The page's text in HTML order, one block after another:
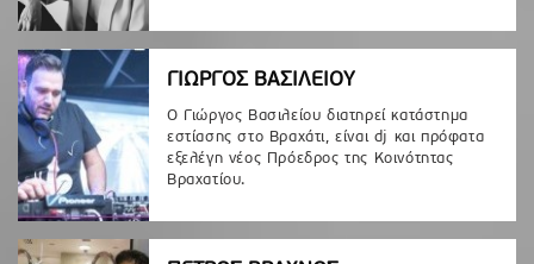
ΓΙΩΡΓΟΣ ΒΑΣΙΛΕΙΟΥ
Ο Γιώργος Βασιλείου διατηρεί κατάστημα
εστίασης στο Βραχάτι, είναι dj και πρόφατα
εξελέγη νέος Πρόεδρος της Κοινότητας
Βραχατίου.